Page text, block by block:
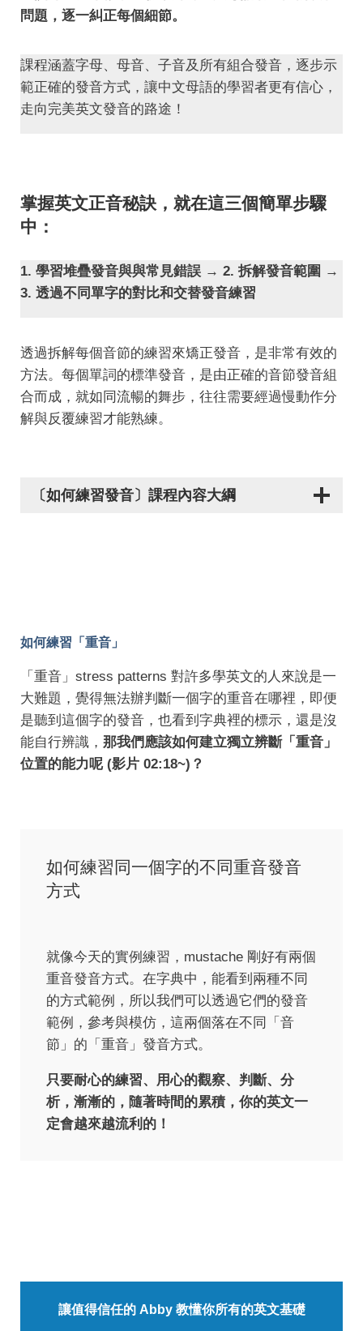
問題，逐一糾正每個細節。
課程涵蓋字母、母音、子音及所有組合發音，逐步示
範正確的發音方式，讓中文母語的學習者更有信心，
走向完美英文發音的路途！
掌握英文正音秘訣，就在這三個簡單步驟
中：
1. 學習堆疊發音與與常見錯誤 → 2. 拆解發音範圍 →
3. 透過不同單字的對比和交替發音練習
透過拆解每個音節的練習來矯正發音，是非常有效的
方法。每個單詞的標準發音，是由正確的音節發音組
合而成，就如同流暢的舞步，往往需要經過慢動作分
解與反覆練習才能熟練。
〔如何練習發音〕課程內容大綱
如何練習「重音」
「重音」stress patterns 對許多學英文的人來說是一
大難題，覺得無法辦判斷一個字的重音在哪裡，即便
是聽到這個字的發音，也看到字典裡的標示，還是沒
能自行辨識， 那我們應該如何建立獨立辨斷「重音」
位置的能力呢 (影片 02:18~)？
如何練習同一個字的不同重音發音
方式
就像今天的實例練習，mustache 剛好有兩個
重音發音方式。在字典中，能看到兩種不同
的方式範例，所以我們可以透過它們的發音
範例，參考與模仿，這兩個落在不同「音
節」的「重音」發音方式。
只要耐心的練習、用心的觀察、判斷、分
析，漸漸的，隨著時間的累積，你的英文一
定會越來越流利的！
讓值得信任的 Abby 教懂你所有的英文基礎